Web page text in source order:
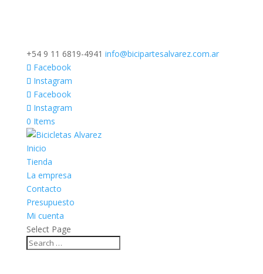
+54 9 11 6819-4941 info@bicipartesalvarez.com.ar
Facebook
Instagram
Facebook
Instagram
0 Items
Inicio
Tienda
La empresa
Contacto
Presupuesto
Mi cuenta
Select Page